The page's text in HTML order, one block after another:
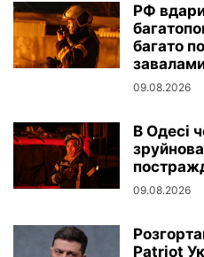
РФ
багато
09.08.2026
В Одесі
09.08.2026
Patriot